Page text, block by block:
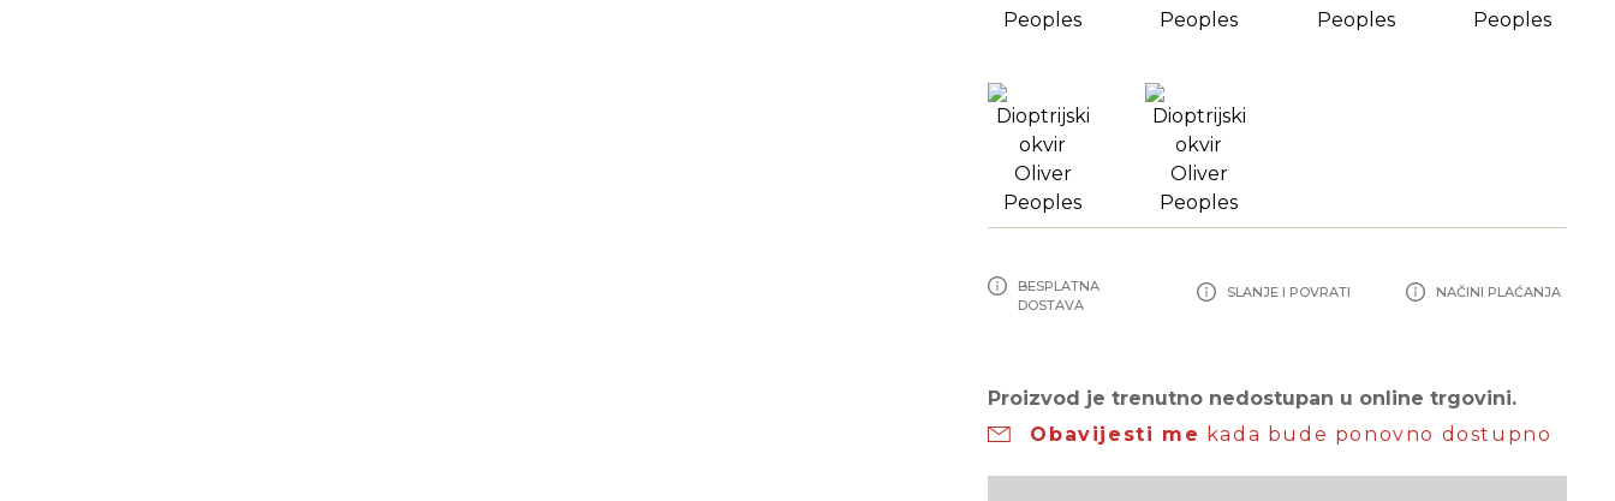
BESPLATNA
DOSTAVA
SLANJE I POVRATI NAČINI PLAĆANJA
Proizvod je trenutno nedostupan u online trgovini.
Obavijesti me kada bude ponovno dostupno